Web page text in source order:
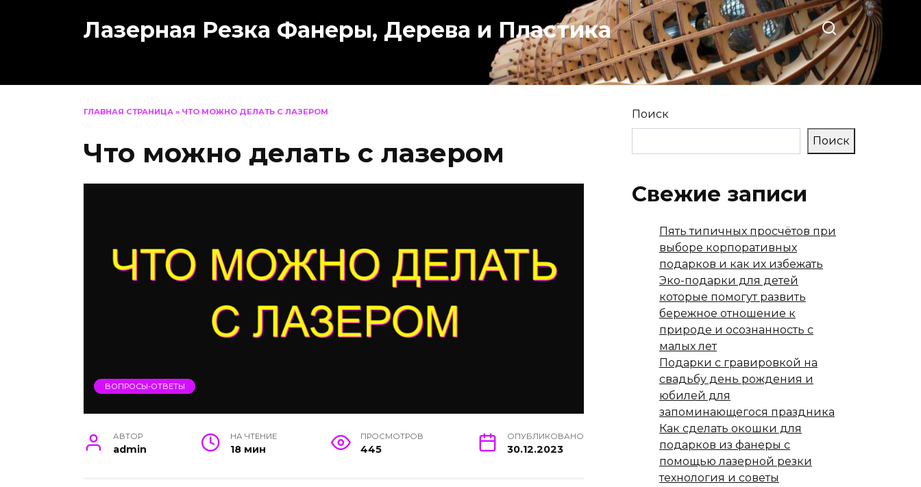
Лазерная Резка Фанеры, Дерева и Пластика
ГЛАВНАЯ СТРАНИЦА » ЧТО МОЖНО ДЕЛАТЬ С ЛАЗЕРОМ
Что можно делать с лазером
ВОПРОСЫ-ОТВЕТЫ
АВТОР
admin
НА ЧТЕНИЕ
18 мин
ПРОСМОТРОВ
445
ОПУБЛИКОВАНО
30.12.2023
Поиск
Поиск
Свежие записи
Пять типичных просчётов при
выборе корпоративных
подарков и как их избежать
Эко-подарки для детей
которые помогут развить
бережное отношение к
природе и осознанность с
малых лет
Подарки с гравировкой на
свадьбу день рождения и
юбилей для
запоминающегося праздника
Как сделать окошки для
подарков из фанеры с
помощью лазерной резки
технология и советы